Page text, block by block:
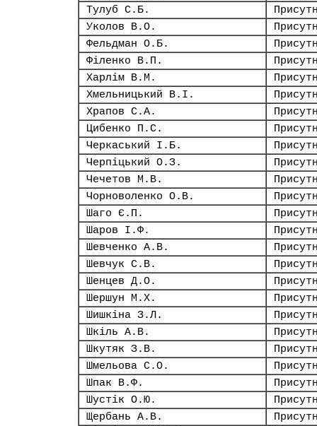
Тулуб С.Б.
Уколов В.О.
Фельдман О.Б.
Філенко В.П.
Харлім В.М.
Хмельницький В.І.
Храпов С.А.
Цибенко П.С.
Черкаський І.Б.
Черпіцький О.З.
Чечетов М.В.
Чорноволенко О.В.
Шаго Є.П.
Шаров І.Ф.
Шевченко А.В.
Шевчук С.В.
Шенцев Д.О.
Шершун М.Х.
Шишкіна З.Л.
Шкіль А.В.
Шкутяк З.В.
Шмельова С.О.
Шпак В.Ф.
Шустік О.Ю.
Щербань А.В.